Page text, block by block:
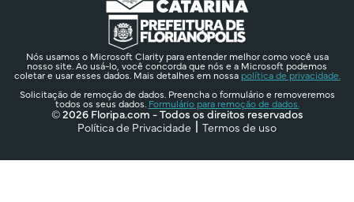
Nós usamos o Microsoft Clarity para entender melhor como você usa
nosso site. Ao usá-lo, você concorda que nós e a Microsoft podemos
coletar e usar esses dados. Mais detalhes em nossa política de privacidade.
Solicitação de remoção de dados. Preencha o formulário e removeremos
todos os seus dados. Formulário para remoção de dados.
© 2026 Floripa.com - Todos os direitos reservados
Política de Privacidade
Termos de uso